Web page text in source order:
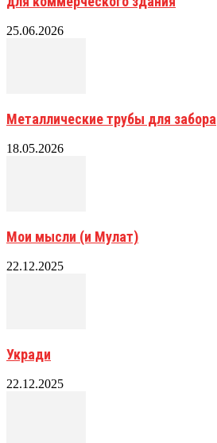
25.06.2026
Металлические трубы для забора
18.05.2026
Мои мысли (и Мулат)
22.12.2025
Укради
22.12.2025